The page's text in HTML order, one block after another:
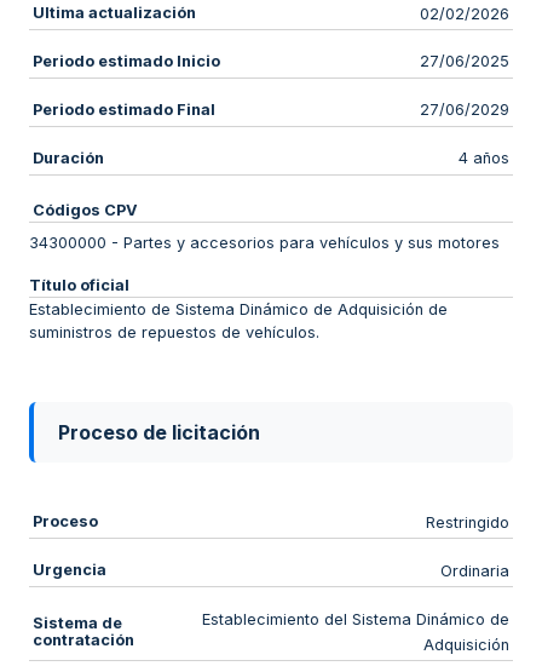
Ultima actualización 02/02/2026
Periodo estimado Inicio 27/06/2025
Periodo estimado Final 27/06/2029
Duración 4 años
Códigos CPV
34300000 - Partes y accesorios para vehículos y sus motores
Título oficial
Establecimiento de Sistema Dinámico de Adquisición de
suministros de repuestos de vehículos.
Proceso de licitación
Proceso Restringido
Urgencia Ordinaria
Sistema de
contratación
Establecimiento del Sistema Dinámico de
Adquisición